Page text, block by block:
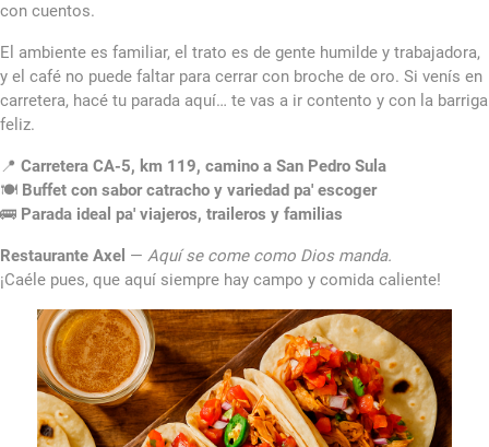
con cuentos.
El ambiente es familiar, el trato es de gente humilde y trabajadora,
y el café no puede faltar para cerrar con broche de oro. Si venís en
carretera, hacé tu parada aquí… te vas a ir contento y con la barriga
feliz.
📍 Carretera CA-5, km 119, camino a San Pedro Sula
🍽️ Buffet con sabor catracho y variedad pa' escoger
🚌 Parada ideal pa' viajeros, traileros y familias
Restaurante Axel — Aquí se come como Dios manda.
¡Caéle pues, que aquí siempre hay campo y comida caliente!